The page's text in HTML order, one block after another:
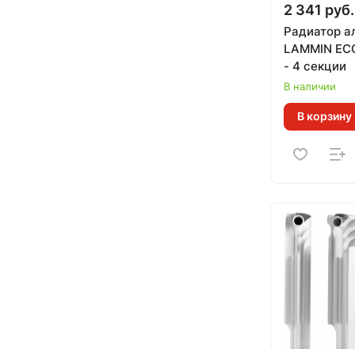
2 341 руб.
Радиатор
LAMMIN ЕСО AL 500/100
- 4 секции
В наличии
В корзину